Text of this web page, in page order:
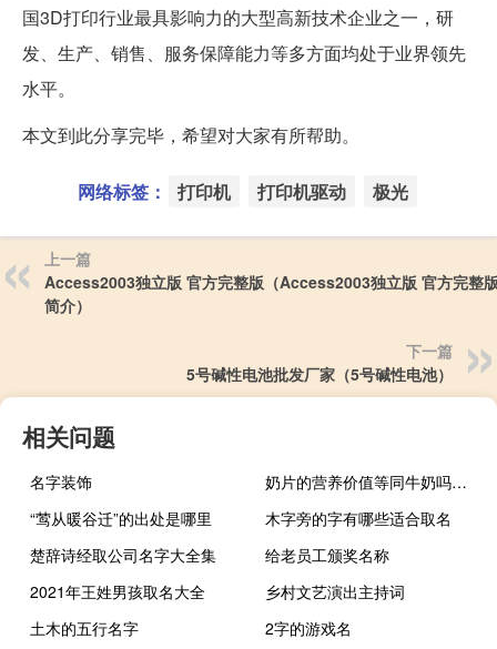
国3D打印行业最具影响力的大型高新技术企业之一，研
发、生产、销售、服务保障能力等多方面均处于业界领先
水平。
本文到此分享完毕，希望对大家有所帮助。
网络标签： 打印机 打印机驱动 极光
上一篇
Access2003独立版 官方完整版（Access2003独立版 官方完整
简介）
下一篇
5号碱性电池批发厂家（5号碱性电池）
相关问题
名字装饰
奶片的营养价值等同牛奶吗（奶片的营养价值）
“莺从暖谷迁”的出处是哪里
木字旁的字有哪些适合取名
楚辞诗经取公司名字大全集
给老员工颁奖名称
2021年王姓男孩取名大全
乡村文艺演出主持词
土木的五行名字
2字的游戏名